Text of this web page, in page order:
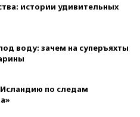
истории удивительных
воду: зачем на суперъяхты
по следам